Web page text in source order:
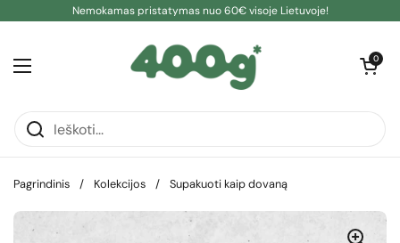
Pereiti prie turinioNemokamas pristatymas nuo 60€ visoje Lietuvoje!
Atidaryti meniu
Atidaryti
0
Pagrindinis / Kolekcijos / Supakuoti kaip dovaną